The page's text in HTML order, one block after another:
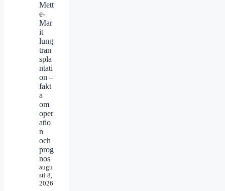
Mett
e-
Mar
it
lung
tran
spla
ntati
on –
fakt
a
om
oper
atio
n
och
prog
nos
augu
sti 8,
2026